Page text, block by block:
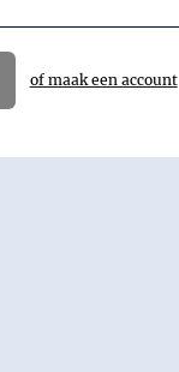
of maak een account